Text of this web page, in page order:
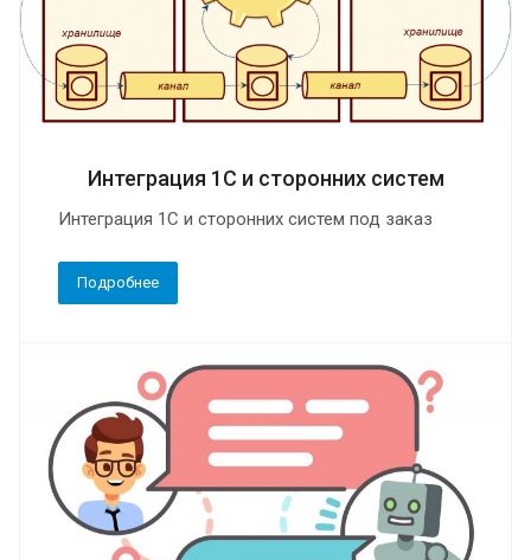
Интеграция 1С и сторонних систем
Интеграция 1С и сторонних систем под заказ
Подробнее